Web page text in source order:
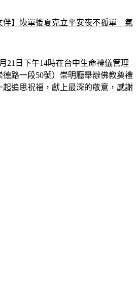
伴】恢單後夏克立平安夜不孤單　氣
21日下午14時在台中生命禮儀管理
路一段50號）崇明廳舉辦佛教奠禮
追思祝福，獻上最深的敬意，感謝